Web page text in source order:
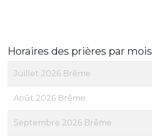
Horaires des prières par mois
Juillet 2026 Brême
Août 2026 Brême
Septembre 2026 Brême